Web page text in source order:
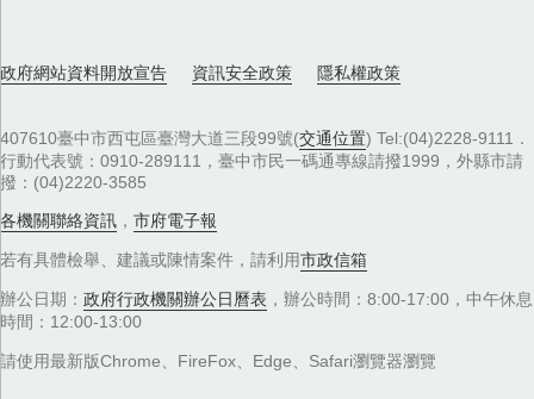
政府網站資料開放宣告 資訊安全政策 隱私權政策
407610臺中市西屯區臺灣大道三段99號(交通位置) Tel:(04)2228-9111．
行動代表號：0910-289111，臺中市民一碼通專線請撥1999，外縣市請
撥：(04)2220-3585
各機關聯絡資訊 ， 市府電子報
若有具體檢舉、建議或陳情案件，請利用市政信箱
辦公日期： 政府行政機關辦公日曆表 ，辦公時間：8:00-17:00，中午休息
時間：12:00-13:00
請使用最新版Chrome、FireFox、Edge、Safari瀏覽器瀏覽